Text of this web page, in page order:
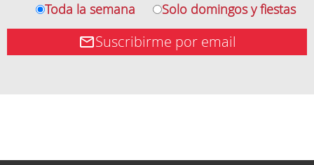
Toda la semana
Solo domingos y fiestas
Suscribirme por email